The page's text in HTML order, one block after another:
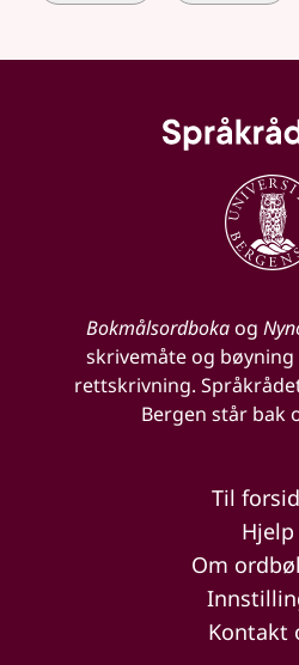
Bokmålsordbokaog
skrivemåte og
rettskrivning.
Bergen står bak
Til
Hjelp
Om
Kontakt